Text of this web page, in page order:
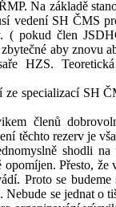
Na základě
vedení SH ČMS
( pokud člen
aby znovu
HZS.
ze specializací SH
členů
těchto rezerv je
shodli
Přesto,
Proto se
se jednat o